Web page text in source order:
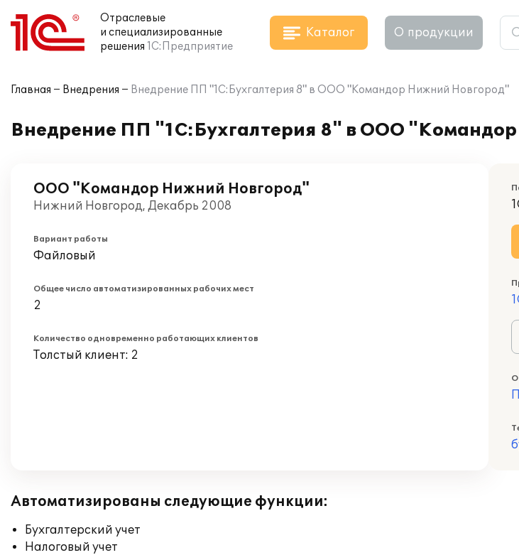
Отраслевые
и специализированные
решения 1С:Предприятие
Каталог О продукции
Главная Внедрения Внедрение ПП "1С:Бухгалтерия 8" в ООО "Командор Нижний Новгород"
Внедрение ПП "1С:Бухгалтерия 8" в ООО
ООО "Командор Нижний Новгород"
Нижний Новгород, Декабрь 2008
Вариант работы
Файловый
Общее число автоматизированных рабочих мест
2
Количество одновременно работающих клиентов
Толстый клиент: 2
Автоматизированы следующие функции:
Бухгалтерский учет
Налоговый учет